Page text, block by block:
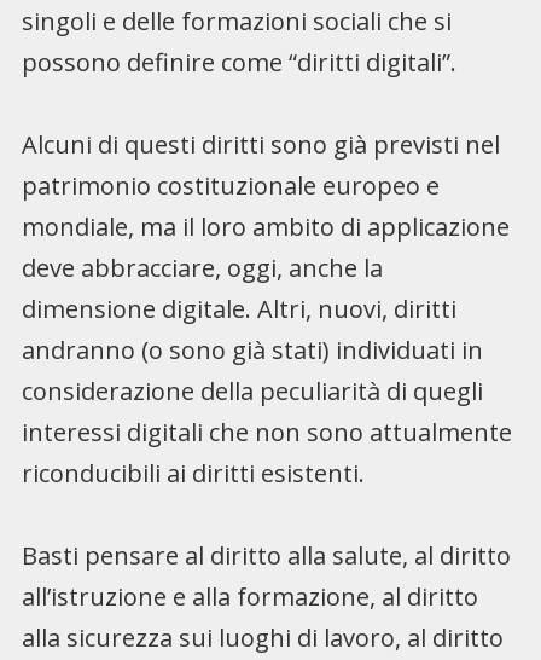
singoli e delle formazioni sociali che si
possono definire come “diritti digitali”.
Alcuni di questi diritti sono già previsti nel
patrimonio costituzionale europeo e
mondiale, ma il loro ambito di applicazione
deve abbracciare, oggi, anche la
dimensione digitale. Altri, nuovi, diritti
andranno (o sono già stati) individuati in
considerazione della peculiarità di quegli
interessi digitali che non sono attualmente
riconducibili ai diritti esistenti.
Basti pensare al diritto alla salute, al diritto
all’istruzione e alla formazione, al diritto
alla sicurezza sui luoghi di lavoro, al diritto